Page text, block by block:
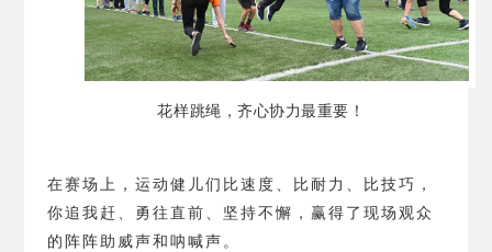
花样跳绳，齐心协力最重要！
在赛场上，运动健儿们比速度、比耐力、比技巧，
你追我赶、勇往直前、坚持不懈，赢得了现场观众
的阵阵助威声和呐喊声。